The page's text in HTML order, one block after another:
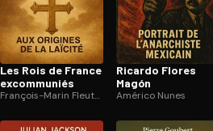
Les Rois de France
excommuniés
François-Marin Fleutot
Ricardo Flores
Magón
Américo Nunes